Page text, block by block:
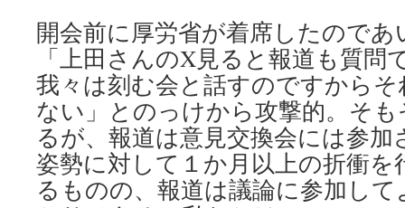
開会前に厚労省が着席したので
「上田さんのX見ると報道も質
我々は刻む会と話すのですから
ない」とのっけから攻撃的。そ
るが、報道は意見交換会には参
姿勢に対して１か月以上の折衝を
るものの、報道は議論に参加し